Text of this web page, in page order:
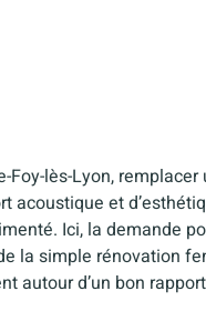
Foy-lès-Lyon,
acoustique et
Ici, la demande
la simple rénovation
autour d’un bon